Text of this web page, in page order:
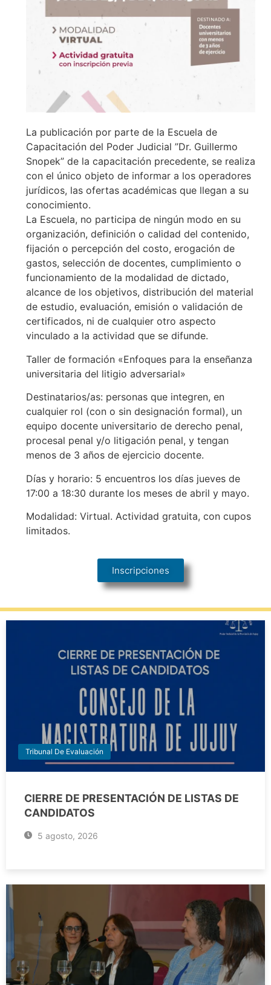
La publicación por parte de la Escuela de
Capacitación del Poder Judicial ”Dr. Guillermo
Snopek” de la capacitación precedente, se realiza
con el único objeto de informar a los operadores
jurídicos, las ofertas académicas que llegan a su
conocimiento.
La Escuela, no participa de ningún modo en su
organización, definición o calidad del contenido,
fijación o percepción del costo, erogación de
gastos, selección de docentes, cumplimiento o
funcionamiento de la modalidad de dictado,
alcance de los objetivos, distribución del material
de estudio, evaluación, emisión o validación de
certificados, ni de cualquier otro aspecto
vinculado a la actividad que se difunde.
Taller de formación «Enfoques para la enseñanza
universitaria del litigio adversarial»
Destinatarios/as: personas que integren, en
cualquier rol (con o sin designación formal), un
equipo docente universitario de derecho penal,
procesal penal y/o litigación penal, y tengan
menos de 3 años de ejercicio docente.
Días y horario: 5 encuentros los días jueves de
17:00 a 18:30 durante los meses de abril y mayo.
Modalidad: Virtual. Actividad gratuita, con cupos
limitados.
Inscripciones
Tribunal De Evaluación
CIERRE DE PRESENTACIÓN DE LISTAS DE
CANDIDATOS
5 agosto, 2026